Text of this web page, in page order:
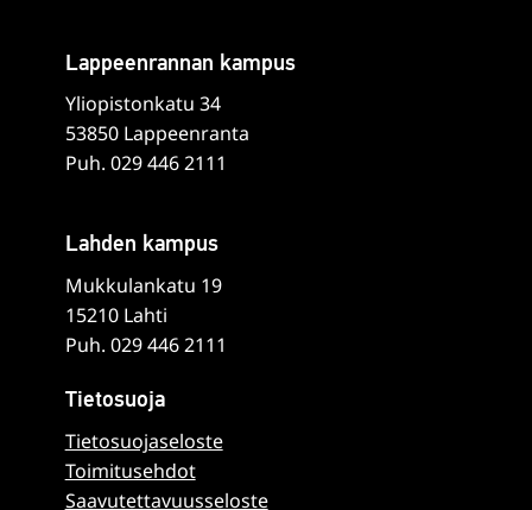
Lappeenrannan kampus
Yliopistonkatu 34
53850 Lappeenranta
Puh. 029 446 2111
Lahden kampus
Mukkulankatu 19
15210 Lahti
Puh. 029 446 2111
Tietosuoja
Tietosuojaseloste
Toimitusehdot
Saavutettavuusseloste